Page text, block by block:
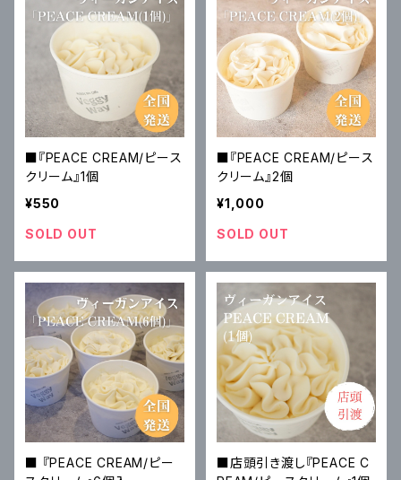
■『PEACE CREAM/ピース
クリーム』1個
¥550
SOLD OUT
■『PEACE CREAM/ピース
クリーム』2個
¥1,000
SOLD OUT
■ 『PEACE CREAM/ピー
■店頭引き渡し『PEACE C